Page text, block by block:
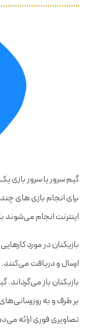
گیم سرور یا سرور بازی
برای انجام بازی های
اینترنت انجام می‌شوند
بازیکنان در مورد
ارسال و دریافت
بازیکنان باز می‌گرداند.
بر طرف و به
تصاویری فوری ارائه